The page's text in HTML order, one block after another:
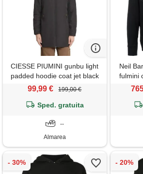
CIESSE PIUMINI gunbu light
padded hoodie coat jet black
99,99 € 199,00 €
Sped. gratuita
--
Almarea
Neil
fulmini